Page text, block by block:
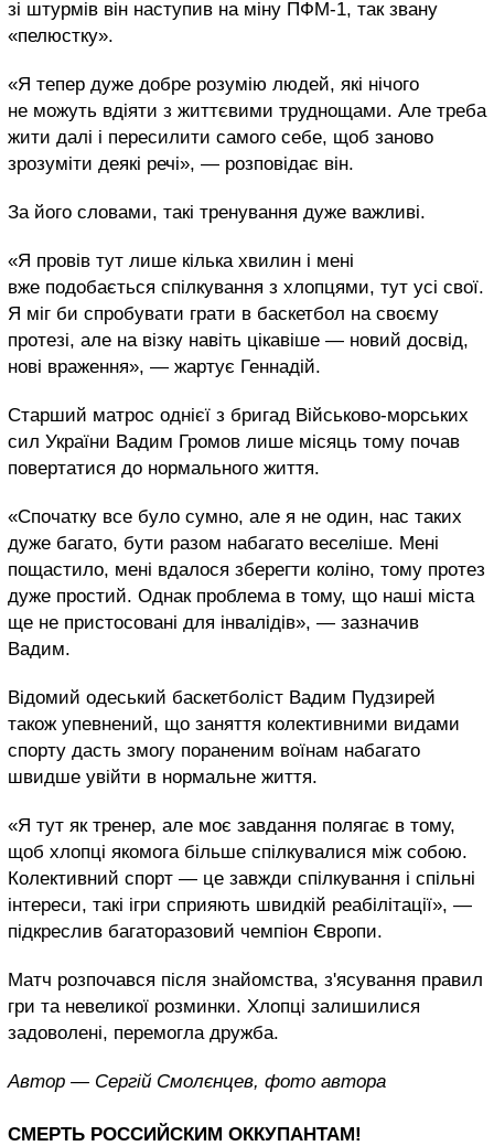
зі штурмів він наступив на міну ПФМ-1, так звану
«пелюстку».
«Я тепер дуже добре розумію людей, які нічого
не можуть вдіяти з життєвими труднощами. Але треба
жити далі і пересилити самого себе, щоб заново
зрозуміти деякі речі», — розповідає він.
За його словами, такі тренування дуже важливі.
«Я провів тут лише кілька хвилин і мені
вже подобається спілкування з хлопцями, тут усі свої.
Я міг би спробувати грати в баскетбол на своєму
протезі, але на візку навіть цікавіше — новий досвід,
нові враження», — жартує Геннадій.
Старший матрос однієї з бригад Військово-морських
сил України Вадим Громов лише місяць тому почав
повертатися до нормального життя.
«Спочатку все було сумно, але я не один, нас таких
дуже багато, бути разом набагато веселіше. Мені
пощастило, мені вдалося зберегти коліно, тому протез
дуже простий. Однак проблема в тому, що наші міста
ще не пристосовані для інвалідів», — зазначив
Вадим.
Відомий одеський баскетболіст Вадим Пудзирей
також упевнений, що заняття колективними видами
спорту дасть змогу пораненим воїнам набагато
швидше увійти в нормальне життя.
«Я тут як тренер, але моє завдання полягає в тому,
щоб хлопці якомога більше спілкувалися між собою.
Колективний спорт — це завжди спілкування і спільні
інтереси, такі ігри сприяють швидкій реабілітації», —
підкреслив багаторазовий чемпіон Європи.
Матч розпочався після знайомства, з'ясування правил
гри та невеликої розминки. Хлопці залишилися
задоволені, перемогла дружба.
Автор — Сергій Смолєнцев, фото автора
СМЕРТЬ РОССИЙСКИМ ОККУПАНТАМ!